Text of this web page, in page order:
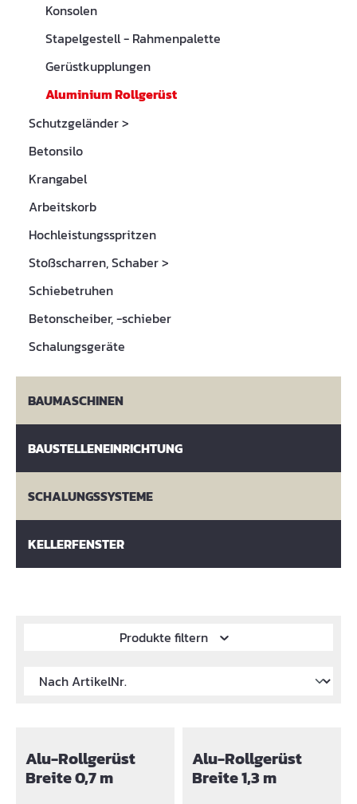
Konsolen
Stapelgestell - Rahmenpalette
Gerüstkupplungen
Aluminium Rollgerüst
Schutzgeländer>
Betonsilo
Krangabel
Arbeitskorb
Hochleistungsspritzen
Stoßscharren, Schaber>
Schiebetruhen
Betonscheiber, -schieber
Schalungsgeräte
BAUMASCHINEN
BAUSTELLENEINRICHTUNG
SCHALUNGSSYSTEME
KELLERFENSTER
Produkte filtern
Alu-Rollgerüst
Breite 0,7 m
Alu-Rollgerüst
Breite 1,3 m